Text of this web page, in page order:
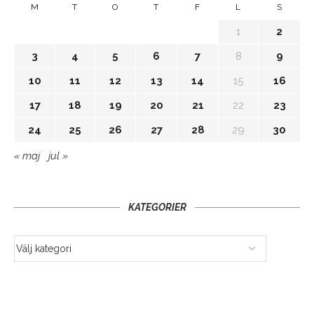
M T O T F L S
1
2
3
4 5 6 7 8
9
10
11 12 13 14 15
16
17
18 19 20 21 22
23
24
25 26 27 28 29 30
« maj jul »
KATEGORIER